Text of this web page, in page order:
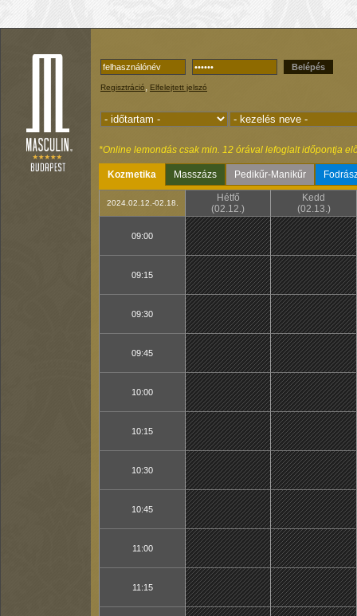
Belépés
Regisztráció, Elfelejtett jelszó
*Online lemondás csak min. 12 órával lefoglalt időpontja
Kozmetika Masszázs Pedikűr-Manikűr
2024.02.12.-02.18.
Hétfő
(02.12.)
Kedd
(02.13.)
09:00
09:15
09:30
09:45
10:00
10:15
10:30
10:45
11:00
11:15